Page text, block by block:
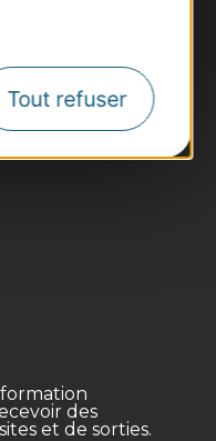
Tout refuser
des
et de sorties.